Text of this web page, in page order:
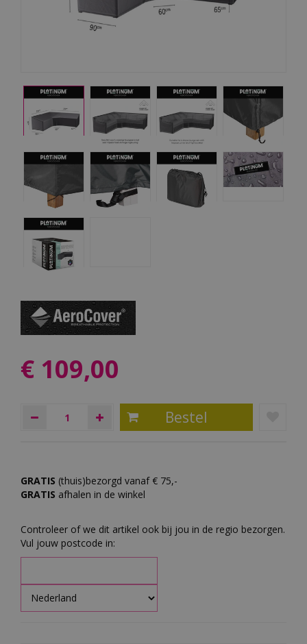
€ 109,00
GRATIS (thuis)bezorgd vanaf € 75,-
GRATIS afhalen in de winkel
Controleer of we dit artikel ook bij jou in de regio bezorgen.
Vul jouw postcode in: